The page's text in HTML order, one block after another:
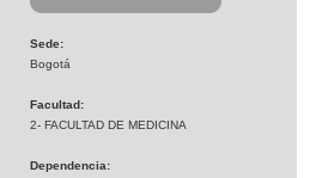
Sede:
Bogotá
Facultad:
2- FACULTAD DE MEDICINA
Dependencia: